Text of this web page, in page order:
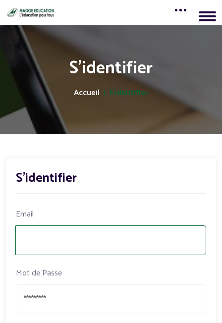
S'identifier
Accueil S'identifier
S'identifier
Email
Mot de Passe